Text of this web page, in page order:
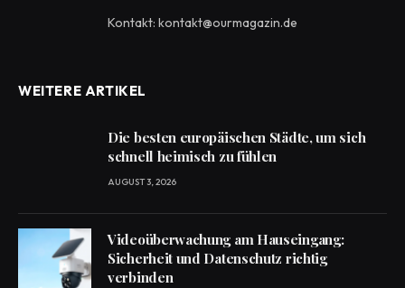
Kontakt: kontakt@ourmagazin.de
WEITERE ARTIKEL
Die besten europäischen Städte, um sich
schnell heimisch zu fühlen
AUGUST 3, 2026
Videoüberwachung am Hauseingang:
Sicherheit und Datenschutz richtig
verbinden